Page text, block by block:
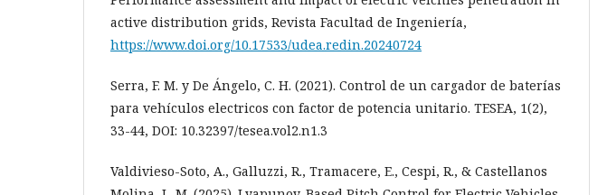
active distribution grids, Revista Facultad de Ingeniería,
https://www.doi.org/10.17533/udea.redin.20240724
Serra, F. M. y De Ángelo, C. H. (2021). Control de un cargador de baterías
para vehículos electricos con factor de potencia unitario. TESEA, 1(2),
33-44, DOI: 10.32397/tesea.vol2.n1.3
Valdivieso-Soto, A., Galluzzi, R., Tramacere, E., Cespi, R., & Castellanos